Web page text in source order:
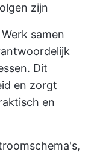
zijn
Werk samen
Dit
en zorgt
en